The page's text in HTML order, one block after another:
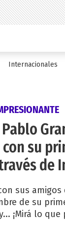
Internacionales
Pablo
su
de
sus amigos
de su
¡Mirá lo que